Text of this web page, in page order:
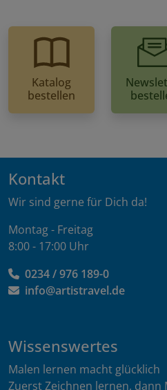
Katalog
bestellen
Kontakt
Wir sind gerne für Dich da!
Montag - Freitag
8:00 - 17:00 Uhr
0234 / 976 189-0
info@artistravel.de
Wissenswertes
Malen lernen macht glücklich
Zuerst Zeichnen lernen, dann